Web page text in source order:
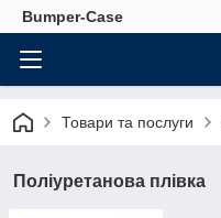
Bumper-Case
Товари та послуги
Поліуретанова плівка